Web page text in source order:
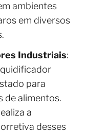
ambientes
em diversos
Industriais:
para
de alimentos.
a
desses